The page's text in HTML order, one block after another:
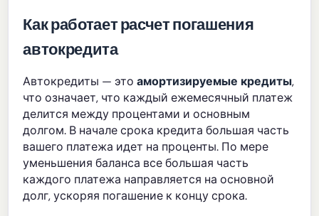
Как работает расчет погашения
автокредита
Автокредиты — этоамортизируемые кредиты,
что означает, что каждый ежемесячный платеж
делится между процентами и основным
долгом. В начале срока кредита большая часть
вашего платежа идет на проценты. По мере
уменьшения баланса все большая часть
каждого платежа направляется на основной
долг, ускоряя погашение к концу срока.